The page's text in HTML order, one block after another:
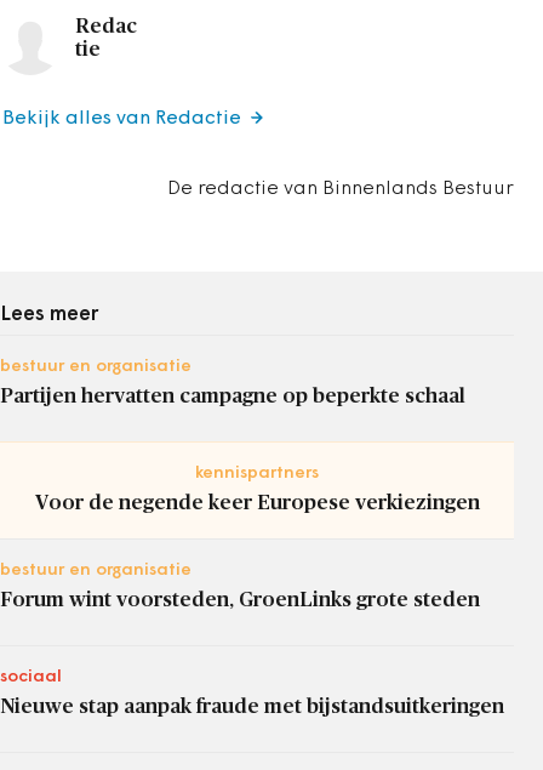
Redac
tie
De redactie van Binnenlands Bestuur
Bekijk alles van Redactie
Lees meer
bestuur en organisatie
Partijen hervatten campagne op beperkte schaal
kennispartners
Voor de negende keer Europese verkiezingen
bestuur en organisatie
Forum wint voorsteden, GroenLinks grote steden
sociaal
Nieuwe stap aanpak fraude met bijstandsuitkeringen